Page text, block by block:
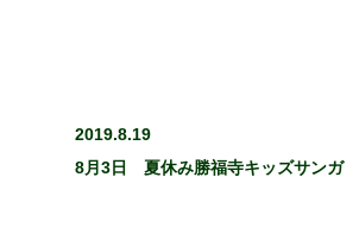
2019.8.19
8月3日 夏休み勝福寺キッズサンガ